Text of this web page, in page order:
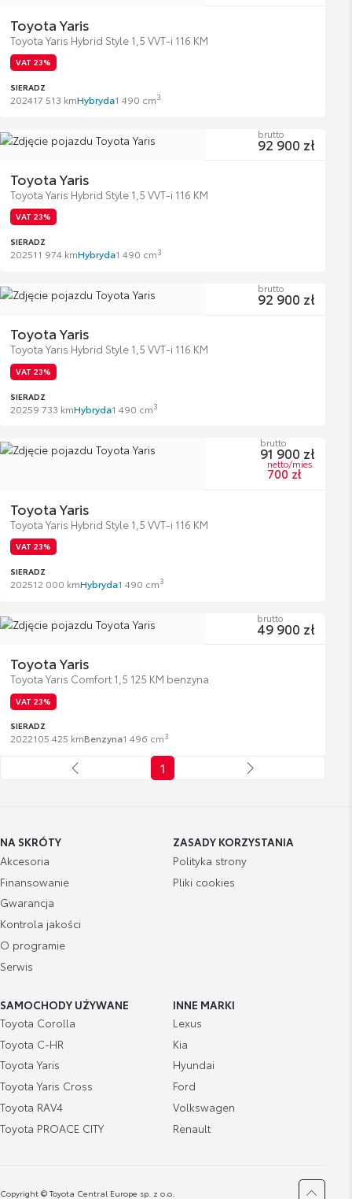
Toyota Yaris
Toyota Yaris Hybrid Style 1,5 VVT-i 116 KM
VAT 23%
SIERADZ
202417 513 kmHybryda1 490 cm3
Toyota Yaris
Toyota Yaris Hybrid Style 1,5 VVT-i 116 KM
VAT 23%
SIERADZ
202511 974 kmHybryda1 490 cm3
brutto
92 900 zł
Toyota Yaris
Toyota Yaris Hybrid Style 1,5 VVT-i 116 KM
VAT 23%
SIERADZ
20259 733 kmHybryda1 490 cm3
brutto
92 900 zł
Toyota Yaris
Toyota Yaris Hybrid Style 1,5 VVT-i 116 KM
VAT 23%
SIERADZ
202512 000 kmHybryda1 490 cm3
brutto
91 900 zł
netto/mies.
700 zł
Toyota Yaris
Toyota Yaris Comfort 1,5 125 KM benzyna
VAT 23%
SIERADZ
2022105 425 kmBenzyna1 496 cm3
brutto
49 900 zł
1
NA SKRÓTY
Akcesoria
Finansowanie
Gwarancja
Kontrola jakości
O programie
Serwis
ZASADY KORZYSTANIA
Polityka strony
Pliki cookies
SAMOCHODY UŻYWANE
Toyota Corolla
Toyota C-HR
Toyota Yaris
Toyota Yaris Cross
Toyota RAV4
Toyota PROACE CITY
INNE MARKI
Lexus
Kia
Hyundai
Ford
Volkswagen
Renault
Copyright © Toyota Central Europe sp. z o.o.